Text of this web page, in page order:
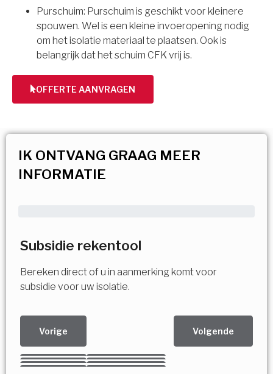
Purschuim: Purschuim is geschikt voor kleinere
spouwen. Wel is een kleine invoeropening nodig
om het isolatie materiaal te plaatsen. Ook is
belangrijk dat het schuim CFK vrij is.
OFFERTE AANVRAGEN
IK ONTVANG GRAAG MEER
INFORMATIE
Subsidie rekentool
Bereken direct of u in aanmerking komt voor
subsidie voor uw isolatie.
Vorige Volgende
Kies uw Isolatiemaatregel
Vorige Volgende